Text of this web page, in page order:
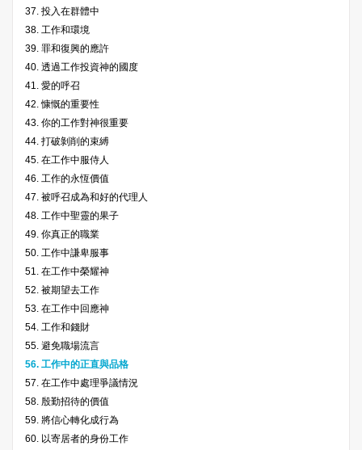
37. 投入在群體中
38. 工作和環境
39. 罪和復興的應許
40. 透過工作投資神的國度
41. 愛的呼召
42. 慷慨的重要性
43. 你的工作對神很重要
44. 打破剝削的束縛
45. 在工作中服侍人
46. 工作的永恆價值
47. 被呼召成為和好的代理人
48. 工作中聖靈的果子
49. 你真正的職業
50. 工作中謙卑服事
51. 在工作中榮耀神
52. 被期望去工作
53. 在工作中回應神
54. 工作和錢財
55. 避免職場流言
56. 工作中的正直與品格
57. 在工作中處理爭議情況
58. 殷勤招待的價值
59. 將信心轉化成行為
60. 以寄居者的身份工作